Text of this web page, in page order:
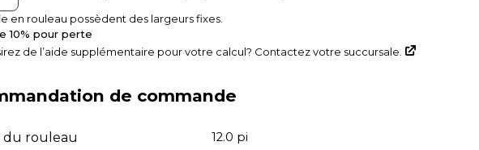
en rouleau possèdent des largeurs fixes.
10% pour perte
de l’aide supplémentaire pour votre calcul? Contactez votre succursale.
A
de commande
du rouleau 12.0 pi